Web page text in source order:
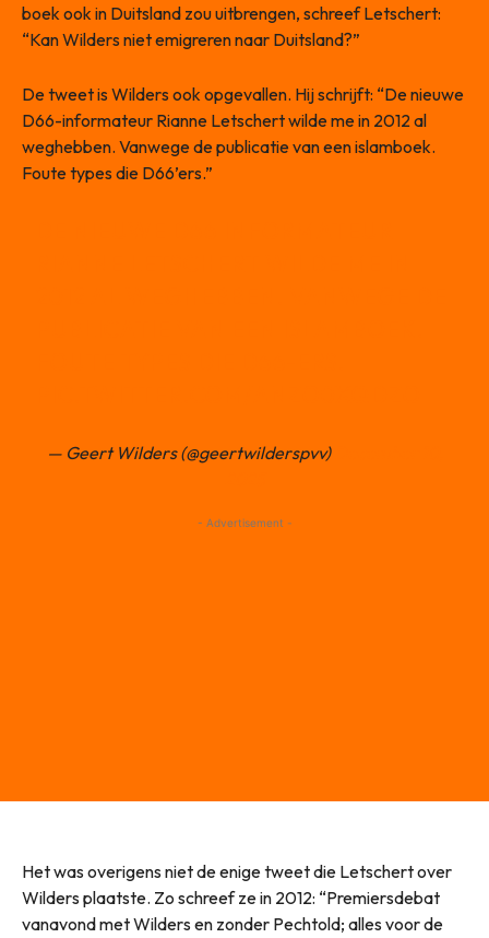
boek ook in Duitsland zou uitbrengen, schreef Letschert:
“Kan Wilders niet emigreren naar Duitsland?”
De tweet is Wilders ook opgevallen. Hij schrijft: “De nieuwe
D66-informateur Rianne Letschert wilde me in 2012 al
weghebben. Vanwege de publicatie van een islamboek.
Foute types die D66’ers.”
— Geert Wilders (@geertwilderspvv)
- Advertisement -
Het was overigens niet de enige tweet die Letschert over
Wilders plaatste. Zo schreef ze in 2012: “Premiersdebat
vanavond met Wilders en zonder Pechtold; alles voor de